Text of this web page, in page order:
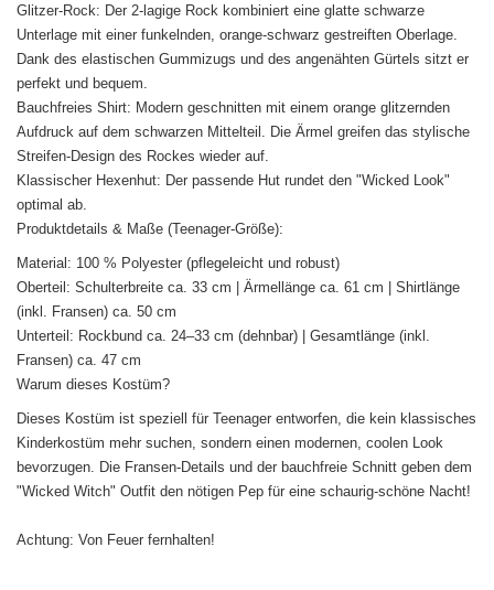
Glitzer-Rock: Der 2-lagige Rock kombiniert eine glatte schwarze
Unterlage mit einer funkelnden, orange-schwarz gestreiften Oberlage.
Dank des elastischen Gummizugs und des angenähten Gürtels sitzt er
perfekt und bequem.
Bauchfreies Shirt: Modern geschnitten mit einem orange glitzernden
Aufdruck auf dem schwarzen Mittelteil. Die Ärmel greifen das stylische
Streifen-Design des Rockes wieder auf.
Klassischer Hexenhut: Der passende Hut rundet den "Wicked Look"
optimal ab.
Produktdetails & Maße (Teenager-Größe):
Material: 100 % Polyester (pflegeleicht und robust)
Oberteil: Schulterbreite ca. 33 cm | Ärmellänge ca. 61 cm | Shirtlänge
(inkl. Fransen) ca. 50 cm
Unterteil: Rockbund ca. 24–33 cm (dehnbar) | Gesamtlänge (inkl.
Fransen) ca. 47 cm
Warum dieses Kostüm?
Dieses Kostüm ist speziell für Teenager entworfen, die kein klassisches
Kinderkostüm mehr suchen, sondern einen modernen, coolen Look
bevorzugen. Die Fransen-Details und der bauchfreie Schnitt geben dem
"Wicked Witch" Outfit den nötigen Pep für eine schaurig-schöne Nacht!
Achtung: Von Feuer fernhalten!